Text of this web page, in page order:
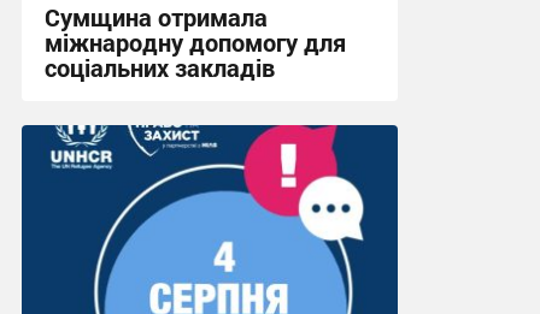
Сумщина отримала
міжнародну допомогу для
соціальних закладів
08:45, 31.07.2026